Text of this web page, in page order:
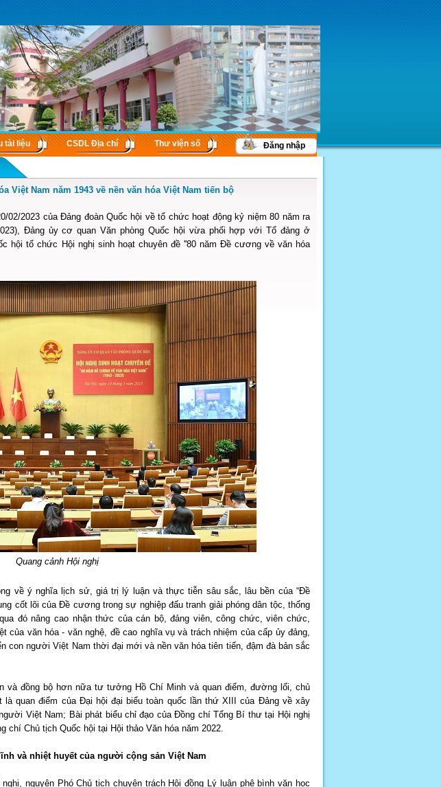
tài liệu CSDL Ðịa chí Thư viện số Đăng nhập
Việt Nam năm 1943 về nền văn hóa Việt Nam tiến bộ
02/2023 của Đảng đoàn Quốc hội về tổ chức hoạt động kỷ niệm 80 năm ra
Đảng ủy cơ quan Văn phòng Quốc hội vừa phối hợp với Tổ đảng ở
hội tổ chức Hội nghị sinh hoạt chuyên đề ''80 năm Đề cương về văn hóa
Quang cảnh Hội nghị
về ý nghĩa lịch sử, giá trị lý luận và thực tiễn sâu sắc, lâu bền của “Đề
cốt lõi của Đề cương trong sự nghiệp đấu tranh giải phóng dân tộc, thống
đó nâng cao nhận thức của cán bộ, đảng viên, công chức, viên chức,
của văn hóa - văn nghệ, đề cao nghĩa vụ và trách nhiệm của cấp ủy đảng,
con người Việt Nam thời đại mới và nền văn hóa tiên tiến, đậm đà bản sắc
và đồng bộ hơn nữa tư tưởng Hồ Chí Minh và quan điểm, đường lối, chủ
quan điểm của Đại hội đại biểu toàn quốc lần thứ XIII của Đảng về xây
Việt Nam; Bài phát biểu chỉ đạo của Đồng chí Tổng Bí thư tại Hội nghị
chí Chủ tịch Quốc hội tại Hội thảo Văn hóa năm 2022.
và nhiệt huyết của người cộng sản Việt Nam
nguyên Phó Chủ tịch chuyên trách Hội đồng Lý luận phê bình văn học